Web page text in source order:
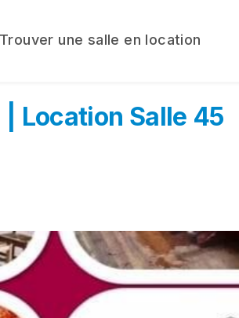
Trouver une salle en location
Location Salle 45